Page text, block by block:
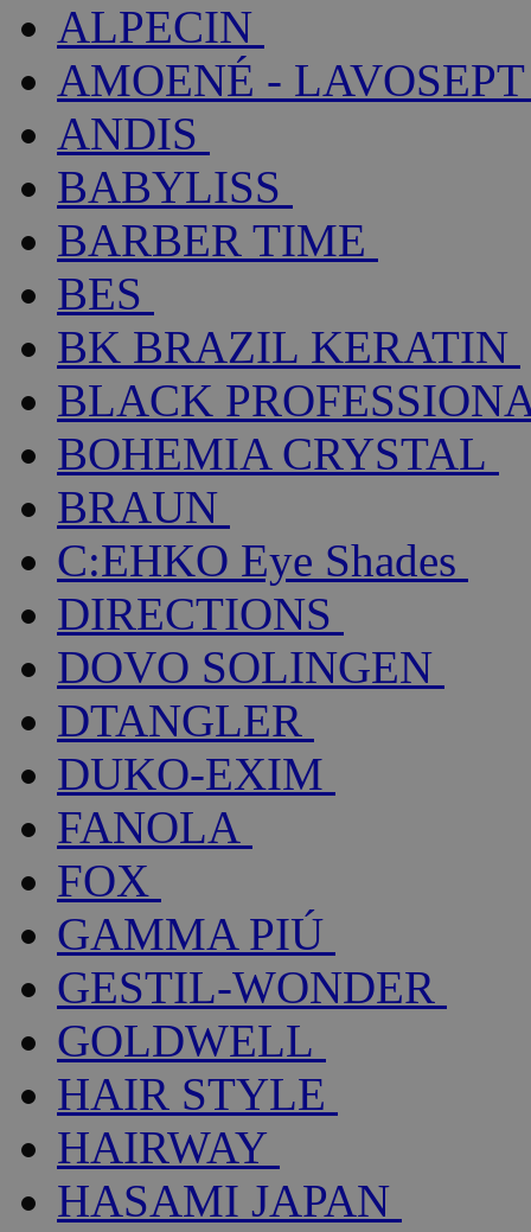
ALPECIN
AMOENÉ - LAVOSEPT
ANDIS
BABYLISS
BARBER TIME
BES
BK BRAZIL KERATIN
BLACK
BOHEMIA CRYSTAL
BRAUN
C:EHKO Eye Shades
DIRECTIONS
DOVO SOLINGEN
DTANGLER
DUKO-EXIM
FANOLA
FOX
GAMMA PIÚ
GESTIL-WONDER
GOLDWELL
HAIR STYLE
HAIRWAY
HASAMI JAPAN